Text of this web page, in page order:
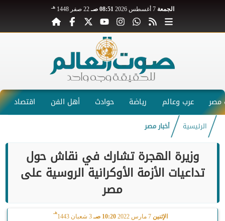
الجمعة 7 أغسطس 2026 08:51 صـ 22 صفر 1448 هـ
عرب وعالم رياضة حوادث أهل الفن اقتصاد
الرئيسية أخبار مصر
وزيرة الهجرة تشارك في نقاش حول
تداعيات الأزمة الأوكرانية الروسية على
مصر
الإثنين 10:20 صـ 3 شعبان 1443
هـ